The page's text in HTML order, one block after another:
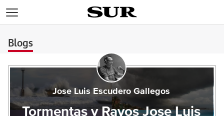
Blogs
Jose Luis Escudero Gallegos
Tormentas y Rayos Jose Luis